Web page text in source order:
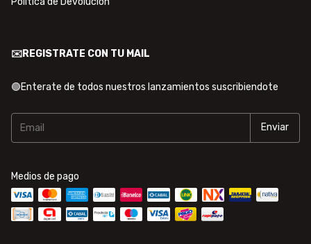
✉️REGISTRATE CON TU MAIL
🟢Enterate de todos nuestros lanzamientos suscribiendote
Medios de pago